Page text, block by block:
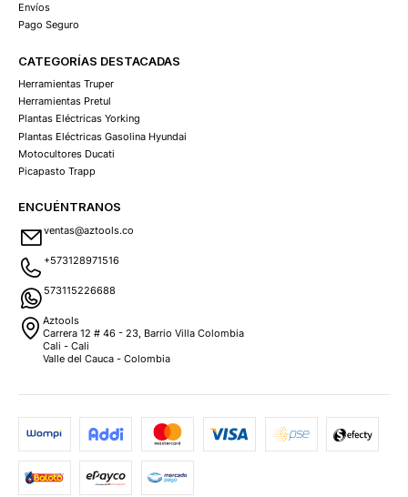
Envíos
Pago Seguro
CATEGORÍAS DESTACADAS
Herramientas Truper
Herramientas Pretul
Plantas Eléctricas Yorking
Plantas Eléctricas Gasolina Hyundai
Motocultores Ducati
Picapasto Trapp
ENCUÉNTRANOS
ventas@aztools.co
+573128971516
573115226688
Aztools
Carrera 12 # 46 - 23, Barrio Villa Colombia
Cali - Cali
Valle del Cauca - Colombia